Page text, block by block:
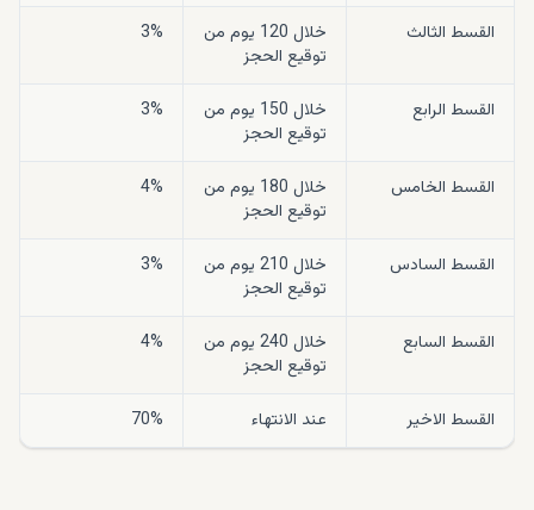
القسط الثالث
خلال 120 يوم من
توقيع الحجز
3%
القسط الرابع
خلال 150 يوم من
توقيع الحجز
3%
القسط الخامس
خلال 180 يوم من
توقيع الحجز
4%
القسط السادس
خلال 210 يوم من
توقيع الحجز
3%
القسط السابع
خلال 240 يوم من
توقيع الحجز
4%
القسط الاخير عند الانتهاء 70%